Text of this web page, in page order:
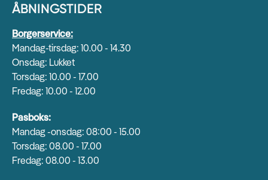
ÅBNINGSTIDER
Borgerservice:
Mandag-tirsdag: 10.00 - 14.30
Onsdag: Lukket
Torsdag: 10.00 - 17.00
Fredag: 10.00 - 12.00
Pasboks:
Mandag -onsdag: 08:00 - 15.00
Torsdag: 08.00 - 17.00
Fredag: 08.00 - 13.00